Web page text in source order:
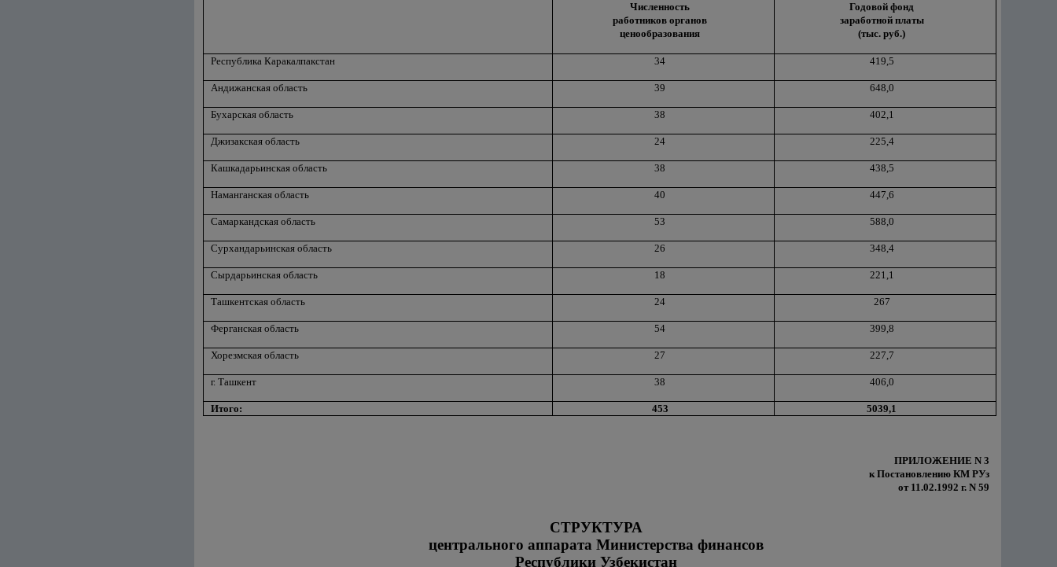
Численность
работников органов
ценообразования
Годовой фонд
заработной платы
(тыс. руб.)
Республика Каракалпакстан 34 419,5
Андижанская область 39 648,0
Бухарская область 38 402,1
Джизакская область 24 225,4
Кашкадарьинская область 38 438,5
Наманганская область 40 447,6
Самаркандская область 53 588,0
Сурхандарьинская область 26 348,4
Сырдарьинская область 18 221,1
Ташкентская область 24 267
Ферганская область 54 399,8
Хорезмская область 27 227,7
г. Ташкент 38 406,0
Итого: 453 5039,1
ПРИЛОЖЕНИЕ N 3
к Постановлению КМ РУз
от 11.02.1992 г. N 59
СТРУКТУРА
центрального аппарата Министерства финансов
Республики Узбекистан